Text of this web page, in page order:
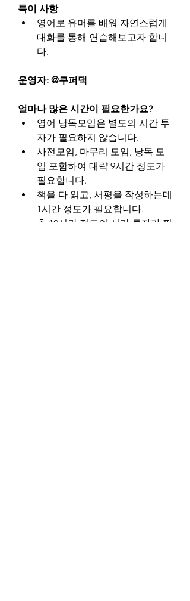
특이 사항
영어로 유머를 배워 자연스럽게
대화를 통해 연습해보고자 합니
다.
운영자: @쿠퍼댁
얼마나 많은 시간이 필요한가요?
영어 낭독모임은 별도의 시간 투
자가 필요하지 않습니다.
사전모임, 마무리 모임, 낭독 모
임 포함하여 대략 9시간 정도가
필요합니다.
책을 다 읽고, 서평을 작성하는데
1시간 정도가 필요합니다.
총 10시간 정도의 시간 투자가 필